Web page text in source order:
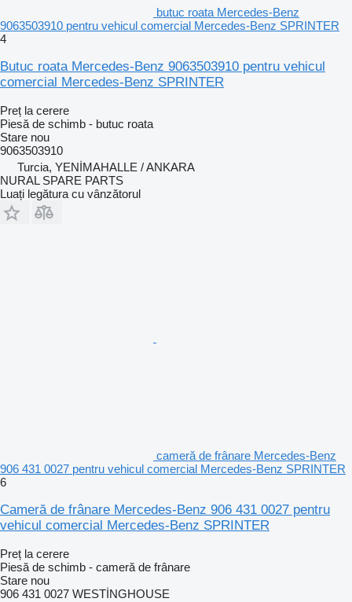
butuc roata Mercedes-Benz
9063503910 pentru vehicul comercial Mercedes-Benz SPRINTER
4
Butuc roata Mercedes-Benz 9063503910 pentru vehicul
comercial Mercedes-Benz SPRINTER
Preț la cerere
Piesă de schimb - butuc roata
Stare nou
9063503910
Turcia, YENİMAHALLE / ANKARA
NURAL SPARE PARTS
Luați legătura cu vânzătorul
cameră de frânare Mercedes-Benz
906 431 0027 pentru vehicul comercial Mercedes-Benz SPRINTER
6
Cameră de frânare Mercedes-Benz 906 431 0027 pentru
vehicul comercial Mercedes-Benz SPRINTER
Preț la cerere
Piesă de schimb - cameră de frânare
Stare nou
906 431 0027 WESTİNGHOUSE